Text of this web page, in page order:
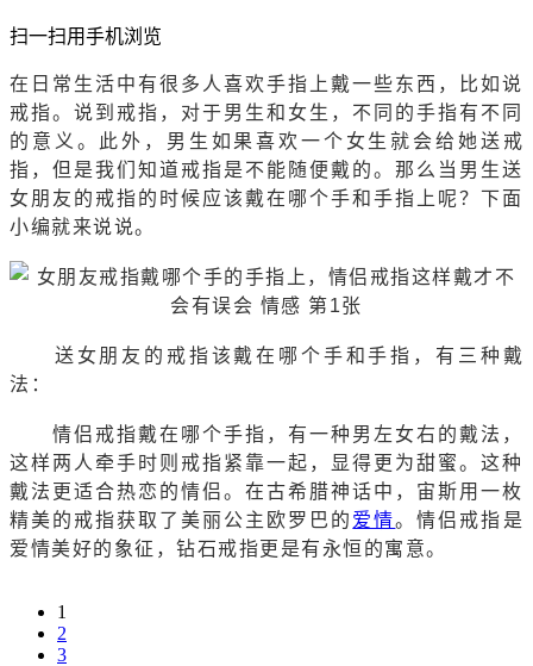
扫一扫用手机浏览
在日常生活中有很多人喜欢手指上戴一些东西，比如说
戒指。说到戒指，对于男生和女生，不同的手指有不同
的意义。此外，男生如果喜欢一个女生就会给她送戒
指，但是我们知道戒指是不能随便戴的。那么当男生送
女朋友的戒指的时候应该戴在哪个手和手指上呢？下面
小编就来说说。
送女朋友的戒指该戴在哪个手和手指，有三种戴
法：
情侣戒指戴在哪个手指，有一种男左女右的戴法，
这样两人牵手时则戒指紧靠一起，显得更为甜蜜。这种
戴法更适合热恋的情侣。在古希腊神话中，宙斯用一枚
精美的戒指获取了美丽公主欧罗巴的 爱情。情侣戒指是
爱情美好的象征，钻石戒指更是有永恒的寓意。
1
2
3